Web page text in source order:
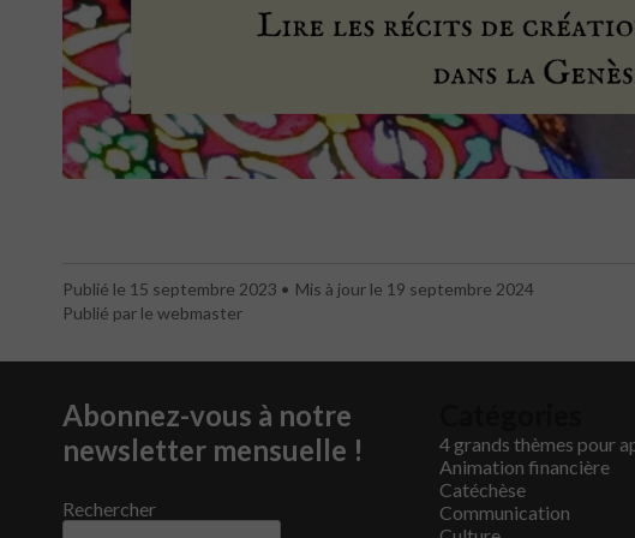
Publié le 15 septembre 2023
Mis à jour le 19 septembre 2024
Publié par le webmaster
Abonnez-vous à notre
newsletter mensuelle !
Rechercher
4 grands thèmes pour
Animation financière
Catéchèse
Communication